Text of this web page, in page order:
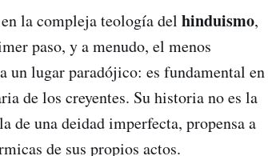
la compleja teología del hinduismo,
paso, y a menudo, el menos
un lugar paradójico: es fundamental en
de los creyentes. Su historia no es la
de una deidad imperfecta, propensa a
de sus propios actos.